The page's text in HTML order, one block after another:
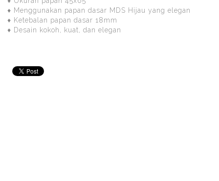
♦ Menggunakan papan dasar MDS Hijau yang elegan
♦ Ketebalan papan dasar 18mm
♦ Desain kokoh, kuat, dan elegan